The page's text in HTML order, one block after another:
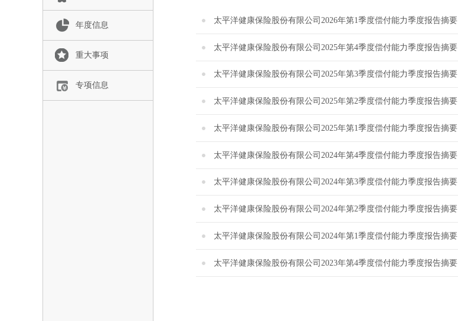
年度信息
重大事项
专项信息
太平洋健康保险股份有限公司2026年第1季度偿付能力季度报告摘要
太平洋健康保险股份有限公司2025年第4季度偿付能力季度报告摘要
太平洋健康保险股份有限公司2025年第3季度偿付能力季度报告摘要
太平洋健康保险股份有限公司2025年第2季度偿付能力季度报告摘要
太平洋健康保险股份有限公司2025年第1季度偿付能力季度报告摘要
太平洋健康保险股份有限公司2024年第4季度偿付能力季度报告摘要
太平洋健康保险股份有限公司2024年第3季度偿付能力季度报告摘要
太平洋健康保险股份有限公司2024年第2季度偿付能力季度报告摘要
太平洋健康保险股份有限公司2024年第1季度偿付能力季度报告摘要
太平洋健康保险股份有限公司2023年第4季度偿付能力季度报告摘要